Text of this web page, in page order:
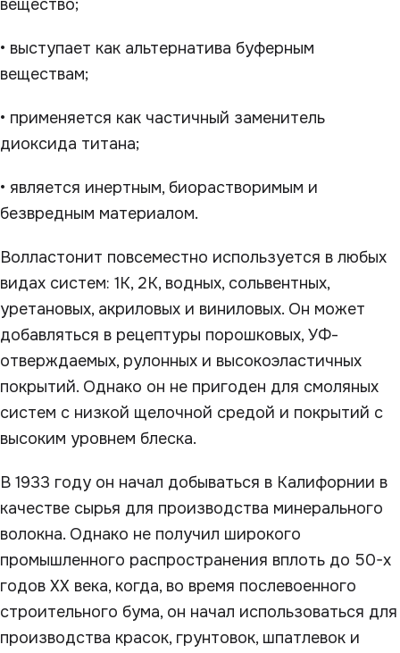
вещество;
• выступает как альтернатива буферным
веществам;
• применяется как частичный заменитель
диоксида титана;
• является инертным, биорастворимым и
безвредным материалом.
Волластонит повсеместно используется в любых
видах систем: 1K, 2K, водных, сольвентных,
уретановых, акриловых и виниловых. Он может
добавляться в рецептуры порошковых, УФ-
отверждаемых, рулонных и высокоэластичных
покрытий. Однако он не пригоден для смоляных
систем с низкой щелочной средой и покрытий с
высоким уровнем блеска.
В 1933 году он начал добываться в Калифорнии в
качестве сырья для производства минерального
волокна. Однако не получил широкого
промышленного распространения вплоть до 50-х
годов XX века, когда, во время послевоенного
строительного бума, он начал использоваться для
производства красок, грунтовок, шпатлевок и